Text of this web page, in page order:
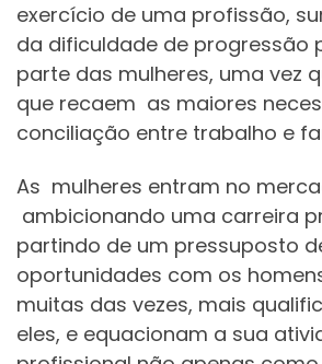
exercício de uma profissão,
da dificuldade de progressão
parte das mulheres, uma vez
que recaem as maiores
conciliação entre trabalho e
As mulheres entram no
ambicionando uma carreira
partindo de um pressuposto
oportunidades com os
muitas das vezes, mais
eles, e equacionam a sua